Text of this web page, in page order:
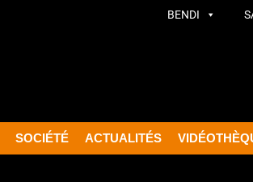
BENDI
SOCIÉTÉ ACTUALITÉS